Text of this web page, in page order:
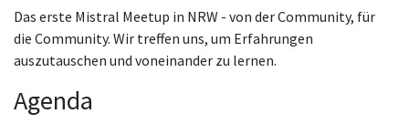
Das erste Mistral Meetup in NRW - von der Community, für
die Community. Wir treffen uns, um Erfahrungen
auszutauschen und voneinander zu lernen.
Agenda